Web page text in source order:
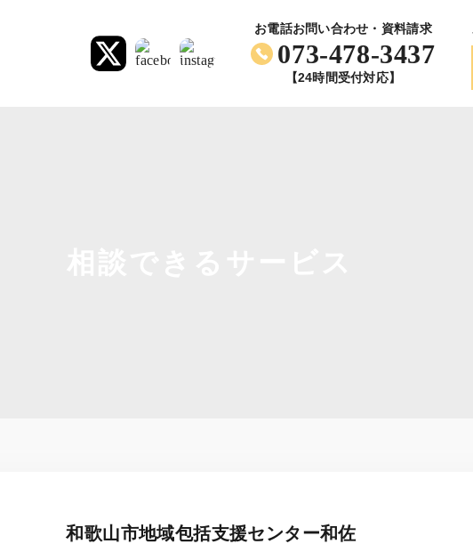
お電話お問い合わせ・資料請求
073-478-3437
【24時間受付対応】
和歌山市地域包括支援センター和佐